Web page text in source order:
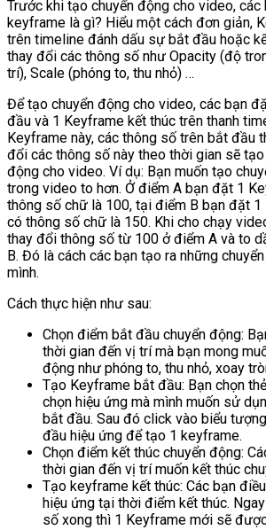
Trước khi tạo chuyển động cho video,
keyframe là gì? Hiểu một cách đơn giản,
trên timeline đánh dấu sự bắt đầu hoặc
thay đổi các thông số như Opacity (độ
trí), Scale (phóng to, thu nhỏ) …
Để tạo chuyển động cho video, các bạn
đầu và 1 Keyframe kết thúc trên thanh
Keyframe này, các thông số trên bắt đầu
đổi các thông số này theo thời gian sẽ tạo
động cho video. Ví dụ: Bạn muốn tạo
trong video to hơn. Ở điểm A bạn đặt 1
thông số chữ là 100, tại điểm B bạn đặt 1
có thông số chữ là 150. Khi cho chạy
thay đổi thông số từ 100 ở điểm A và to
B. Đó là cách các bạn tạo ra những
mình.
Cách thực hiện như sau:
Chọn điểm bắt đầu chuyển động:
thời gian đến vị trí mà bạn mong
động như phóng to, thu nhỏ, xoay
Tạo Keyframe bắt đầu: Bạn chọn
chọn hiệu ứng mà mình muốn sử
bắt đầu. Sau đó click vào biểu
đầu hiệu ứng để tạo 1 keyframe.
Chọn điểm kết thúc chuyển động:
thời gian đến vị trí muốn kết thúc
Tạo keyframe kết thúc: Các bạn
hiệu ứng tại thời điểm kết thúc.
số xong thì 1 Keyframe mới sẽ